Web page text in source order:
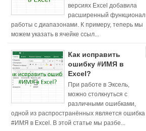
версиях Excel добавила
расширенный функционал
работы с диапазонами. К примеру, теперь мы
можем указать в ячейке ссыл...
Как исправить
ошибку #ИМЯ в
Excel?
При работе в Эксель,
можно столкнуться с
различными ошибками,
одной из распространённых является ошибка
#ИМЯ в Excel. В этой статье мы разбе...